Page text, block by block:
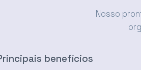
Nosso
benefícios